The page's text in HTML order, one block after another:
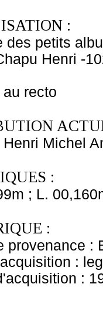
:
des petits
Henri -
recto
Henri Michel
:
; L.
:
provenance :
:
: